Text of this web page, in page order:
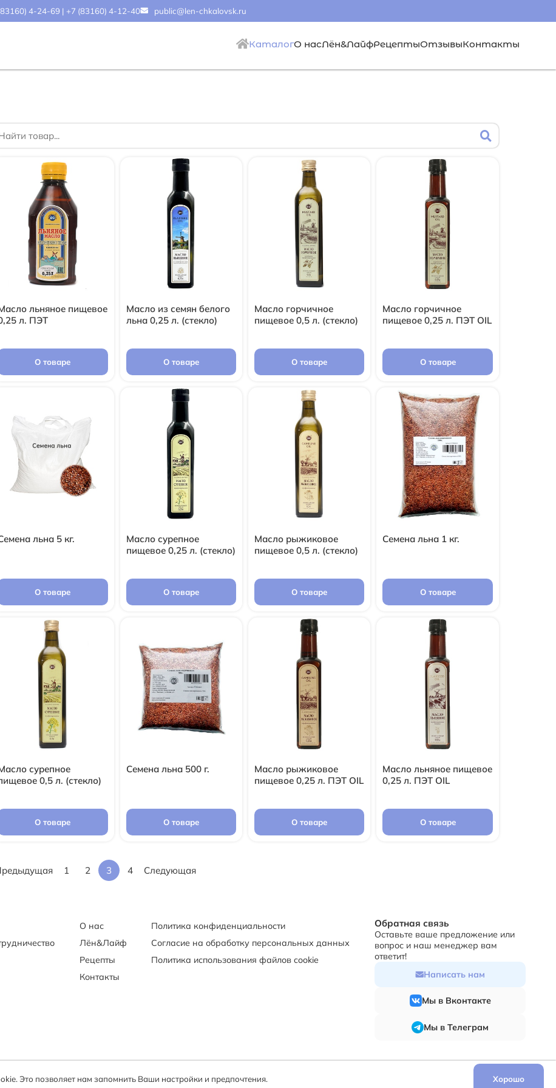
4-24-69 | +7 (83160) 4-12-40 public@len-chkalovsk.ru
КаталогО насЛён&ЛайфРецептыОтзывыКонтакты
льняное пищевое
л. ПЭТ
О товаре
Масло из семян белого
льна 0,25 л. (стекло)
О товаре
Масло горчичное
пищевое 0,5 л. (стекло)
О товаре
Масло горчичное
пищевое 0,25 л. ПЭТ OIL
О товаре
льна 5 кг.
О товаре
Масло сурепное
пищевое 0,25 л. (стекло)
О товаре
Масло рыжиковое
пищевое 0,5 л. (стекло)
О товаре
Семена льна 1 кг.
О товаре
сурепное
0,5 л. (стекло)
О товаре
Семена льна 500 г.
О товаре
Масло рыжиковое
пищевое 0,25 л. ПЭТ OIL
О товаре
Масло льняное пищевое
0,25 л. ПЭТ OIL
О товаре
1 2 3 4 Следующая
О нас
Лён&Лайф
Рецепты
Контакты
Политика конфиденциальности
Согласие на обработку персональных данных
Политика использования файлов cookie
Обратная связь
Оставьте ваше предложение или
вопрос и наш менеджер вам
ответит!
Написать нам
Мы в Вконтакте
Мы в Телеграм
Это позволяет нам запомнить Ваши настройки и предпочтения. Хорошо